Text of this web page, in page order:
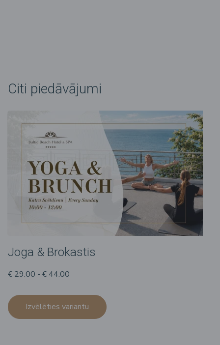
Citi piedāvājumi
Joga & Brokastis
€ 29.00 - € 44.00
Izvēlēties variantu